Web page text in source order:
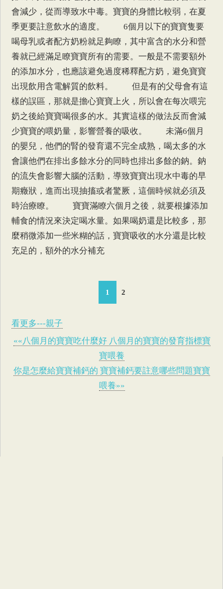
會減少，從而導致水中毒。寶寶的身體比較弱，在夏
季更要註意飲水的適度。 6個月以下的寶寶隻要
喝母乳或者配方奶粉就足夠瞭，其中富含的水分和營
養就已經滿足瞭寶寶所有的需要。一般是不需要額外
的添加水分，也應該避免過度稀釋配方奶，避免寶寶
出現飲用含電解質的飲料。 但是有的父母會有這
樣的誤區，那就是擔心寶寶上火，所以會在每次喂完
奶之後給寶寶喝很多的水。其實這樣的做法反而會減
少寶寶的喂奶量，影響營養的吸收。 未滿6個月
的嬰兒，他們的腎的發育還不完全成熟，喝太多的水
會讓他們在排出多餘水分的同時也排出多餘的鈉。鈉
的流失會影響大腦的活動，導致寶寶出現水中毒的早
期癥狀，進而出現抽搐或者驚厥，這個時候就必須及
時治療瞭。 寶寶滿瞭六個月之後，就要根據添加
輔食的情況來決定喝水量。如果喝奶還是比較多，那
麼稍微添加一些米糊的話，寶寶吸收的水分還是比較
充足的，額外的水分補充
1 2
看更多---親子
««八個月的寶寶吃什麼好 八個月的寶寶的發育指標寶
寶喂養
你是怎麼給寶寶補鈣的 寶寶補鈣要註意哪些問題寶寶
喂養»»